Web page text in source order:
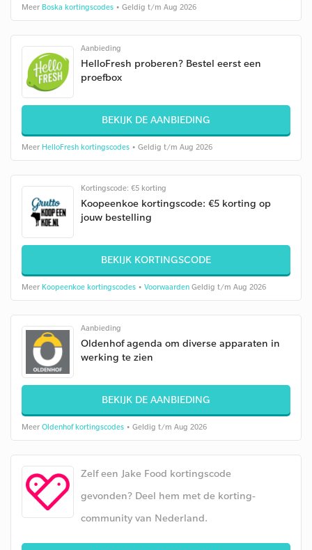
Meer Boska kortingscodes • Geldig t/m Aug 2026
Aanbieding
HelloFresh proberen? Bestel eerst een
proefbox
BEKIJK DE AANBIEDING
Meer HelloFresh kortingscodes • Geldig t/m Aug 2026
Kortingscode: €5 korting
Koopeenkoe kortingscode: €5 korting op
jouw bestelling
BEKIJK KORTINGSCODE
Meer Koopeenkoe kortingscodes • Voorwaarden Geldig t/m Aug 2026
Aanbieding
Oldenhof agenda om diverse apparaten in
werking te zien
BEKIJK DE AANBIEDING
Meer Oldenhof kortingscodes • Geldig t/m Aug 2026
Zelf een Jake Food kortingscode
gevonden? Deel hem met de korting-
community van Nederland.